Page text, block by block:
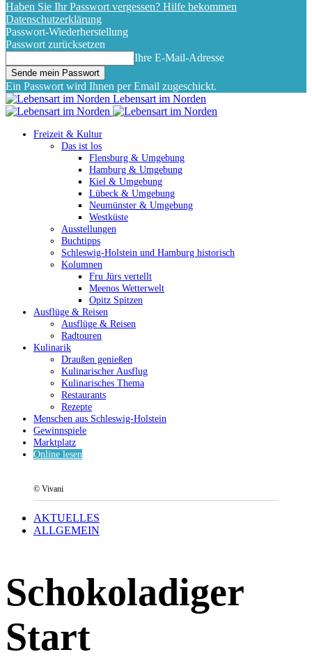
Haben Sie Ihr Passwort vergessen? Hilfe bekommen
Datenschutzerklärung
Passwort-Wiederherstellung
Passwort zurücksetzen
Ihre E-Mail-Adresse
Ein Passwort wird Ihnen per Email zugeschickt.
Lebensart im Norden
Freizeit & Kultur
Das ist los
Flensburg & Umgebung
Hamburg & Umgebung
Kiel & Umgebung
Lübeck & Umgebung
Neumünster & Umgebung
Westküste
Ausstellungen
Buchtipps
Schleswig-Holstein und Hamburg historisch
Kolumnen
Fru Jürs vertellt
Meenos Wetterwelt
Opitz Spitzen
Ausflüge & Reisen
Ausflüge & Reisen
Radtouren
Kulinarik
Draußen genießen
Kulinarischer Ausflug
Kulinarisches Thema
Restaurants
Rezepte
Menschen aus Schleswig-Holstein
Gewinnspiele
Marktplatz
Online lesen
© Vivani
AKTUELLES
ALLGEMEIN
Schokoladiger
Start